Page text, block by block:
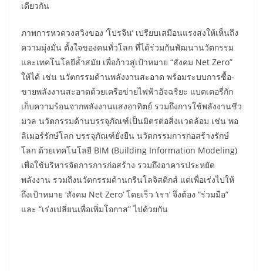
เดียวกัน
ภาพการหวดวงสวิงของ ‘โปรจีน’ เปรียบเสมือนแรงส่งให้เห็นถึง
ความมุ่งมั่น ตั้งใจของคนทั่วโลก ที่ได้ร่วมกันพัฒนานวัตกรรม
และเทคโนโลยีล้ำสมัย เพื่อก้าวสู่เป้าหมาย “สังคม Net Zero”
ให้ได้ เช่น นวัตกรรมด้านพลังงานสะอาด พร้อมระบบการซื้อ-
ขายพลังงานสะอาดด้วยเครือข่ายไฟฟ้าอัจฉริยะ แบตเตอรี่กัก
เก็บความร้อนจากพลังงานแสงอาทิตย์ รวมถึงการใช้พลังงานชีว
มวล นวัตกรรมด้านบรรจุภัณฑ์เป็นมิตรต่อสิ่งเเวดล้อม เช่น พอ
ลิเมอร์รักษ์โลก บรรจุภัณฑ์ยั่งยืน นวัตกรรมการก่อสร้างรักษ์
โลก ด้วยเทคโนโลยี BIM (Building Information Modeling)
เพื่อใช้บริหารจัดการการก่อสร้าง รวมถึงอาคารประหยัด
พลังงาน รวมถึงนวัตกรรมด้านกรีนโลจิสติกส์ แต่เพื่อเร่งไปให้
ถึงเป้าหมาย ‘สังคม Net Zero’ โดยเร็ว ‘เรา’ จึงต้อง “ร่วมมือ”
และ “เร่งเปลี่ยนเพื่อเพิ่มโอกาส” ไปด้วยกัน